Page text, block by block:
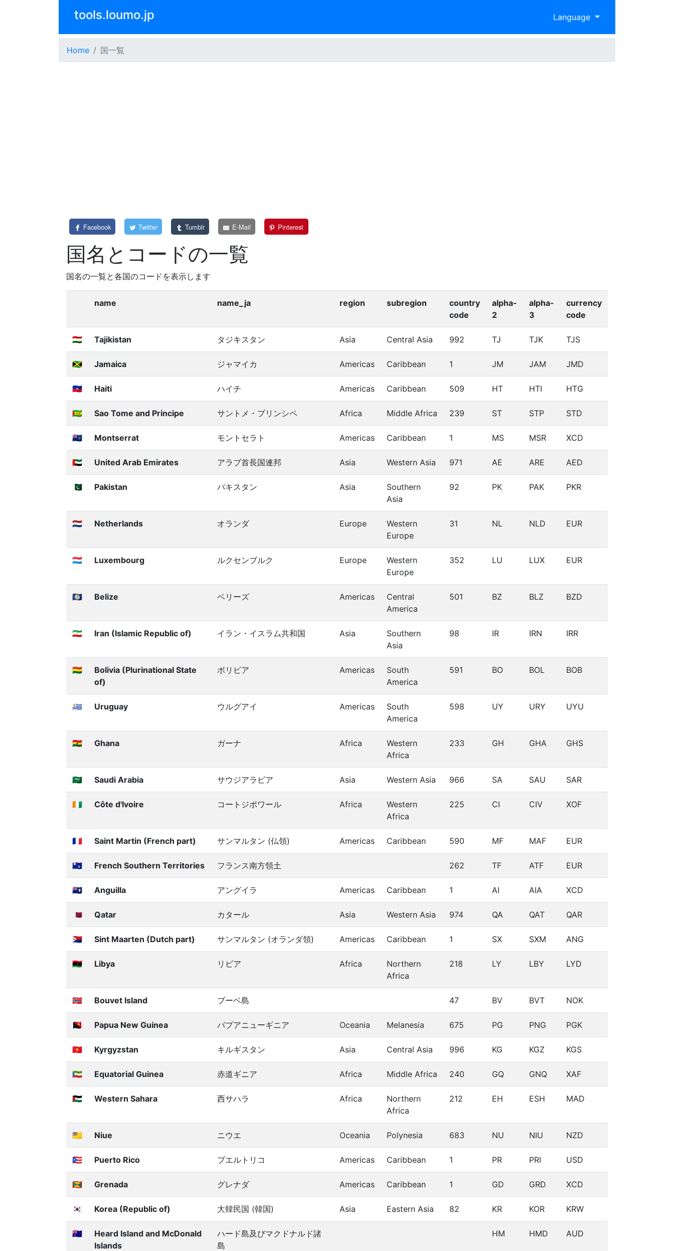
tools.loumo.jp Language
Home 国一覧
Facebook Twitter Tumblr E-Mail Pinterest
国名とコードの一覧
国名の一覧と各国のコードを表示します
name name_ja region subregion
country
code
alpha-
2
alpha-
3
currency
code
🇹🇯 Tajikistan タジキスタン Asia Central Asia 992 TJ TJK TJS
🇯🇲 Jamaica ジャマイカ Americas Caribbean 1 JM JAM JMD
🇭🇹 Haiti ハイチ Americas Caribbean 509 HT HTI HTG
🇸🇹 Sao Tome and Principe サントメ・プリンシペ Africa Middle Africa 239 ST STP STD
🇲🇸 Montserrat モントセラト Americas Caribbean 1 MS MSR XCD
🇦🇪 United Arab Emirates アラブ首長国連邦 Asia Western Asia 971 AE ARE AED
🇵🇰 Pakistan パキスタン Asia
Southern
Asia
92 PK PAK PKR
🇳🇱 Netherlands オランダ Europe
Western
Europe
31 NL NLD EUR
🇱🇺 Luxembourg ルクセンブルク Europe
Western
Europe
352 LU LUX EUR
🇧🇿 Belize ベリーズ Americas
Central
America
501 BZ BLZ BZD
🇮🇷 Iran (Islamic Republic of) イラン・イスラム共和国 Asia
Southern
Asia
98 IR IRN IRR
🇧🇴
Bolivia (Plurinational State
of)
ボリビア Americas
South
America
591 BO BOL BOB
🇺🇾 Uruguay ウルグアイ Americas
South
America
598 UY URY UYU
🇬🇭 Ghana ガーナ Africa
Western
Africa
233 GH GHA GHS
🇸🇦 Saudi Arabia サウジアラビア Asia Western Asia 966 SA SAU SAR
🇨🇮 Côte d'Ivoire コートジボワール Africa
Western
Africa
225 CI CIV XOF
🇲🇫 Saint Martin (French part) サンマルタン (仏領) Americas Caribbean 590 MF MAF EUR
🇹🇫 French Southern Territories フランス南方領土 262 TF ATF EUR
🇦🇮 Anguilla アングイラ Americas Caribbean 1 AI AIA XCD
🇶🇦 Qatar カタール Asia Western Asia 974 QA QAT QAR
🇸🇽 Sint Maarten (Dutch part) サンマルタン (オランダ領) Americas Caribbean 1 SX SXM ANG
🇱🇾 Libya リビア Africa
Northern
Africa
218 LY LBY LYD
🇧🇻 Bouvet Island ブーベ島 47 BV BVT NOK
🇵🇬 Papua New Guinea パプアニューギニア Oceania Melanesia 675 PG PNG PGK
🇰🇬 Kyrgyzstan キルギスタン Asia Central Asia 996 KG KGZ KGS
🇬🇶 Equatorial Guinea 赤道ギニア Africa Middle Africa 240 GQ GNQ XAF
🇪🇭 Western Sahara 西サハラ Africa
Northern
Africa
212 EH ESH MAD
🇳🇺 Niue ニウエ Oceania Polynesia 683 NU NIU NZD
🇵🇷 Puerto Rico プエルトリコ Americas Caribbean 1 PR PRI USD
🇬🇩 Grenada グレナダ Americas Caribbean 1 GD GRD XCD
🇰🇷 Korea (Republic of) 大韓民国 (韓国) Asia Eastern Asia 82 KR KOR KRW
🇭🇲
Heard Island and McDonald
Islands
ハード島及びマクドナルド諸
島
HM HMD AUD